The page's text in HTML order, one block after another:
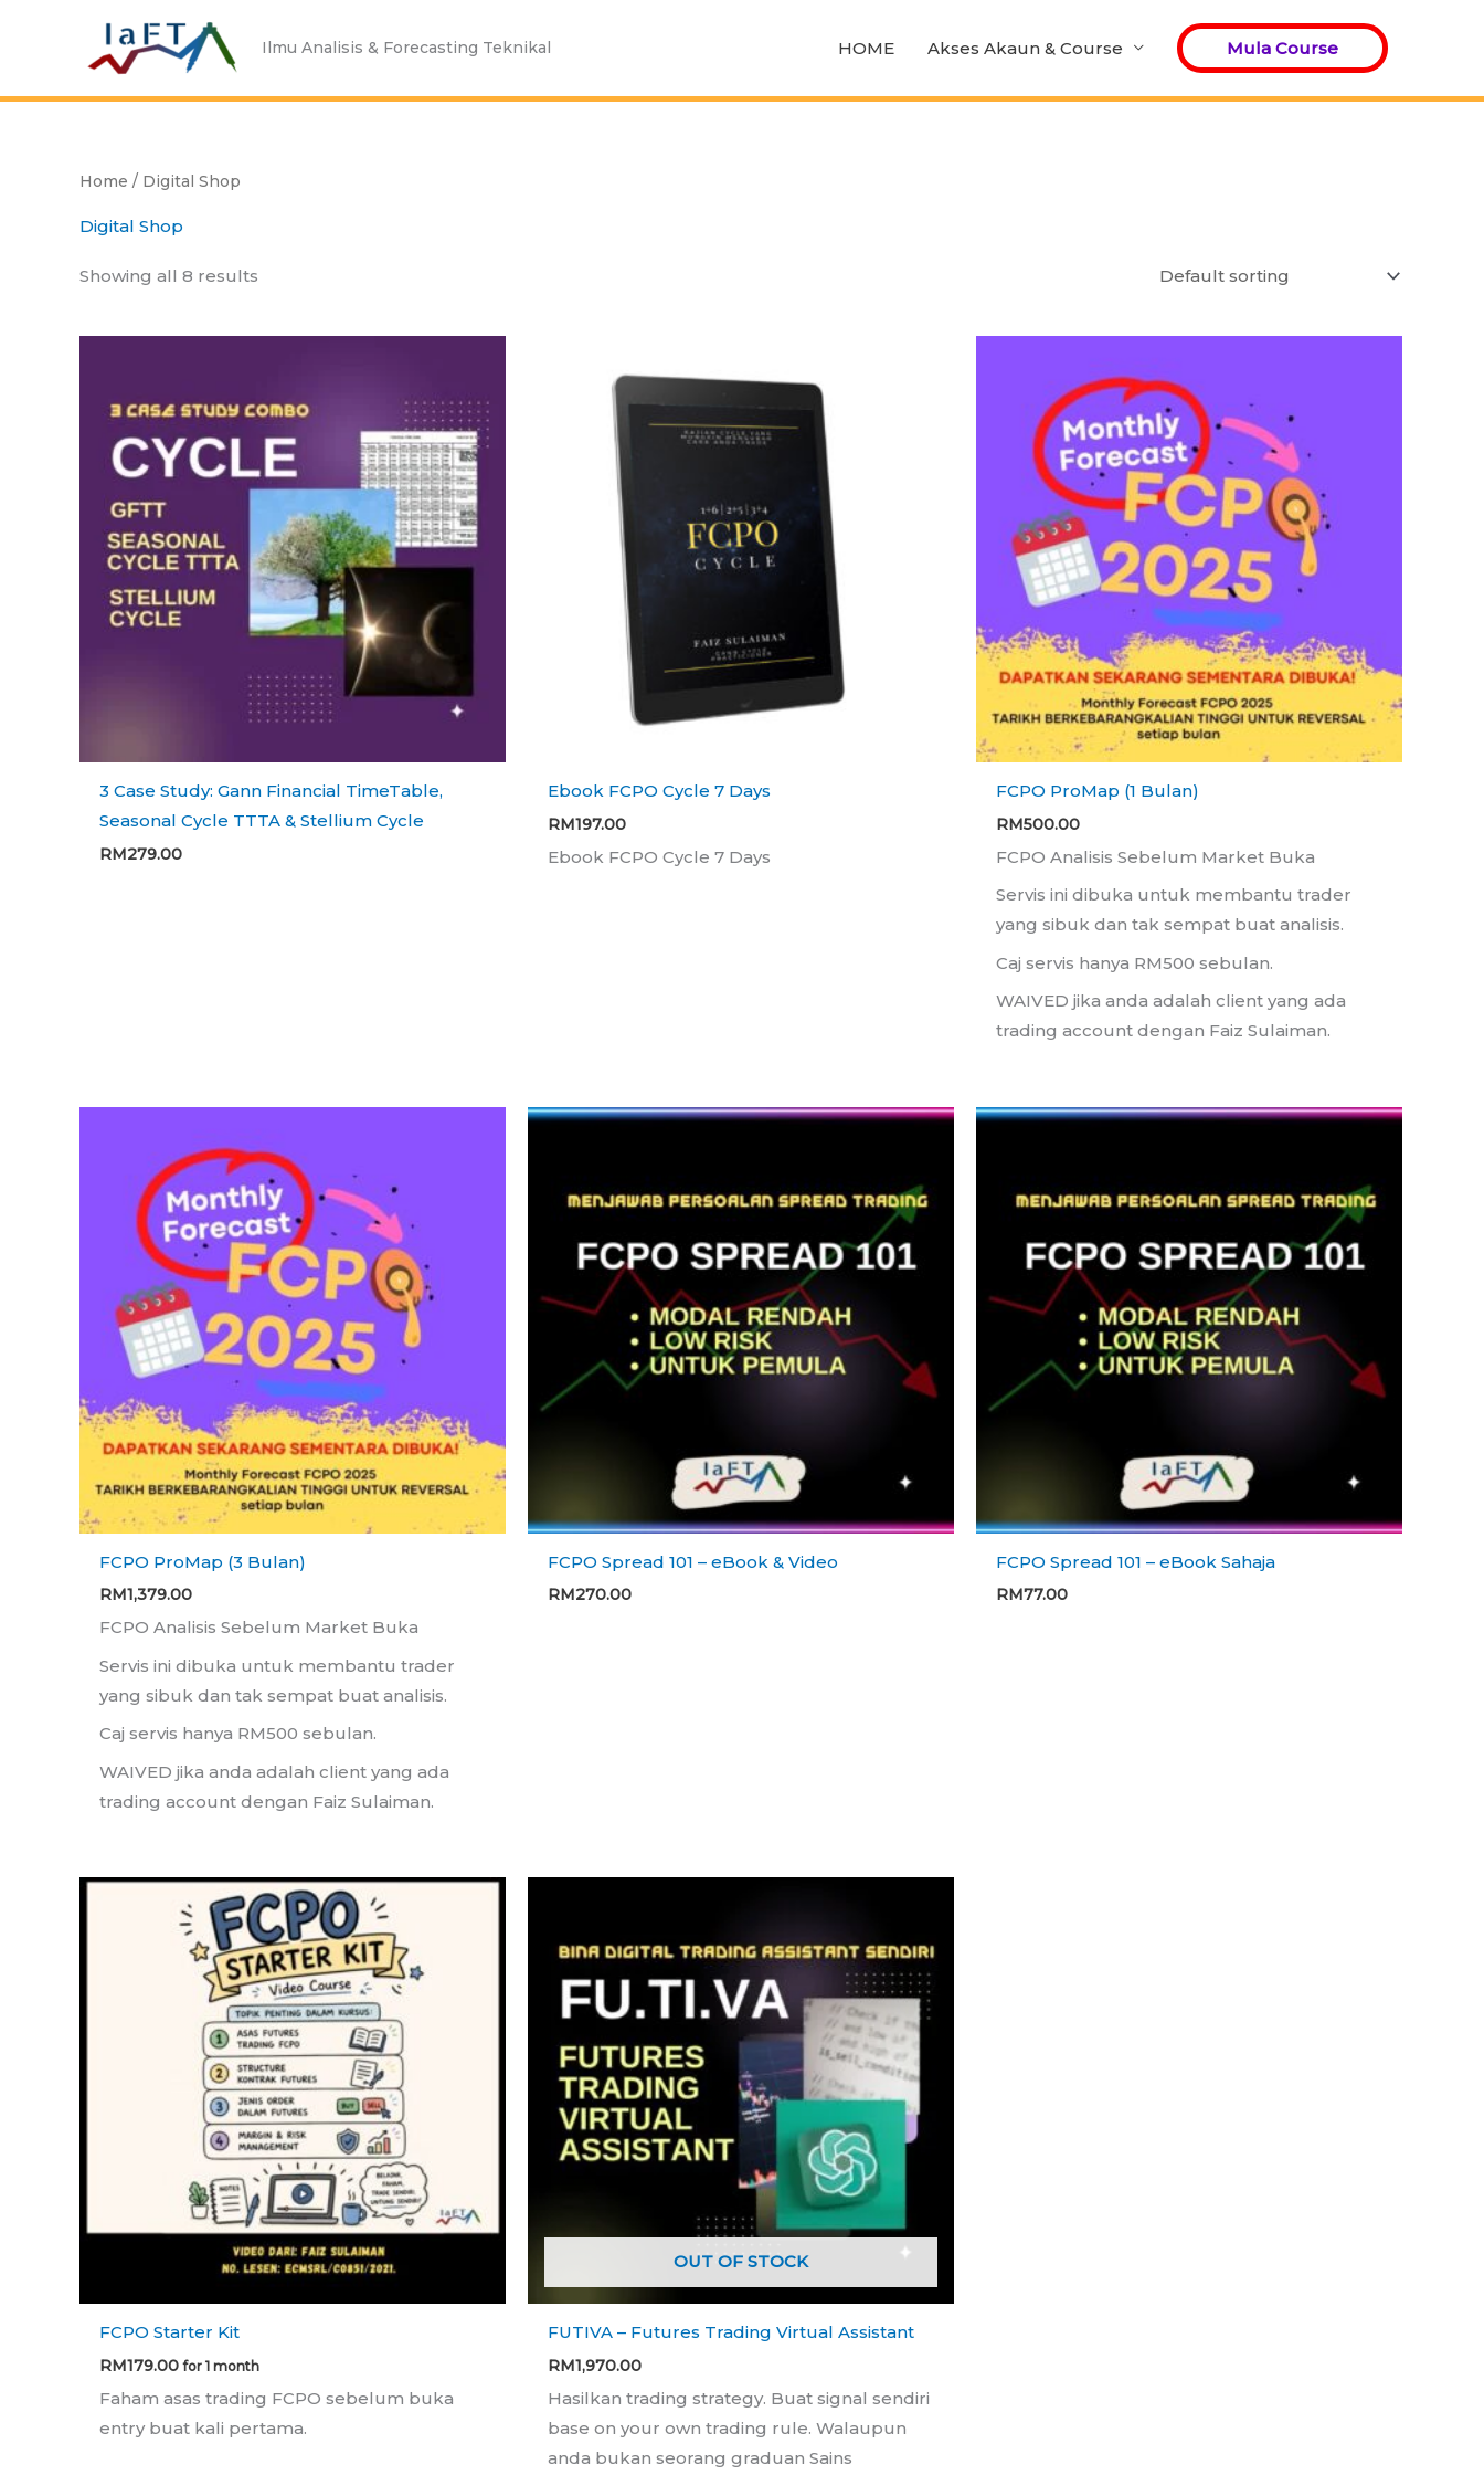
Ilmu Analisis & Forecasting Teknikal HOME Akses Akaun & Course Mula Course
Home / Digital Shop
Digital Shop
Showing all 8 results
3 Case Study: Gann Financial TimeTable,
Seasonal Cycle TTTA & Stellium Cycle
RM279.00
Ebook FCPO Cycle 7 Days
RM197.00
Ebook FCPO Cycle 7 Days
FCPO ProMap (1 Bulan)
RM500.00
FCPO Analisis Sebelum Market Buka
Servis ini dibuka untuk membantu trader
yang sibuk dan tak sempat buat analisis.
Caj servis hanya RM500 sebulan.
WAIVED jika anda adalah client yang ada
trading account dengan Faiz Sulaiman.
FCPO ProMap (3 Bulan)
RM1,379.00
FCPO Analisis Sebelum Market Buka
Servis ini dibuka untuk membantu trader
yang sibuk dan tak sempat buat analisis.
Caj servis hanya RM500 sebulan.
WAIVED jika anda adalah client yang ada
trading account dengan Faiz Sulaiman.
FCPO Spread 101 – eBook & Video
RM270.00
FCPO Spread 101 – eBook Sahaja
RM77.00
FCPO Starter Kit
RM179.00 for 1 month
Faham asas trading FCPO sebelum buka
entry buat kali pertama.
OUT OF STOCK
FUTIVA – Futures Trading Virtual Assistant
RM1,970.00
Hasilkan trading strategy. Buat signal sendiri
base on your own trading rule. Walaupun
anda bukan seorang graduan Sains